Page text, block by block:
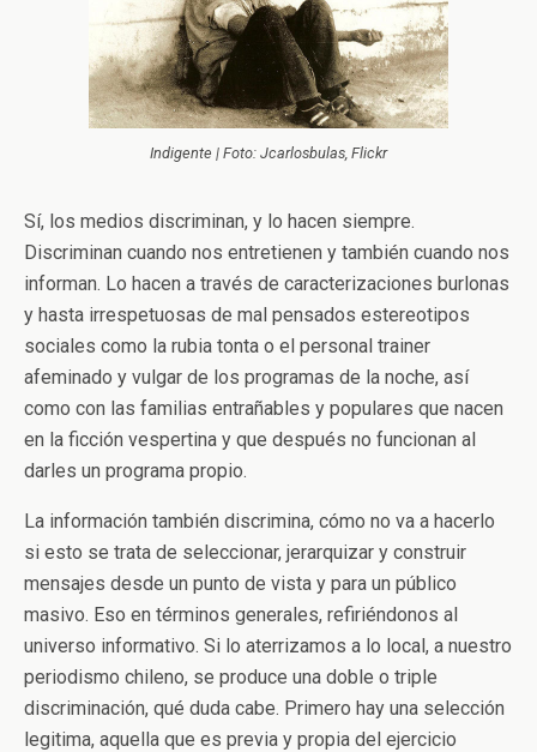
Indigente | Foto: Jcarlosbulas, Flickr
Sí, los medios discriminan, y lo hacen siempre.
Discriminan cuando nos entretienen y también cuando nos
informan. Lo hacen a través de caracterizaciones burlonas
y hasta irrespetuosas de mal pensados estereotipos
sociales como la rubia tonta o el personal trainer
afeminado y vulgar de los programas de la noche, así
como con las familias entrañables y populares que nacen
en la ficción vespertina y que después no funcionan al
darles un programa propio.
La información también discrimina, cómo no va a hacerlo
si esto se trata de seleccionar, jerarquizar y construir
mensajes desde un punto de vista y para un público
masivo. Eso en términos generales, refiriéndonos al
universo informativo. Si lo aterrizamos a lo local, a nuestro
periodismo chileno, se produce una doble o triple
discriminación, qué duda cabe. Primero hay una selección
legitima, aquella que es previa y propia del ejercicio